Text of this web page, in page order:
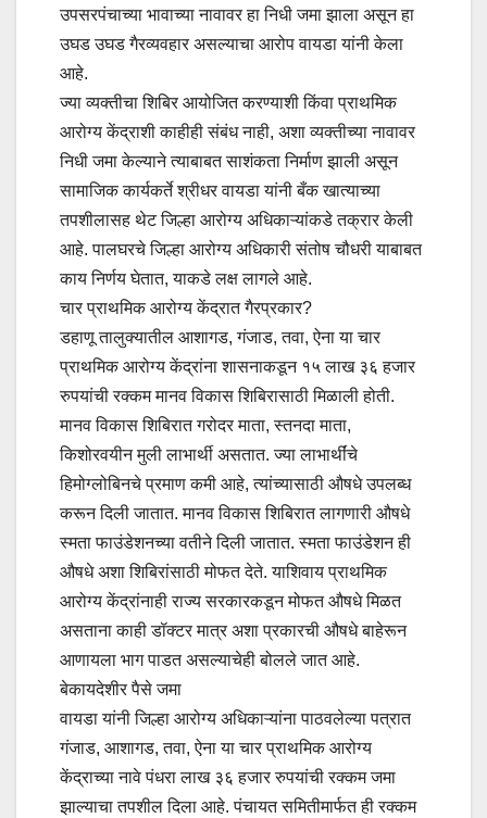
उपसरपंचाच्या भावाच्या नावावर हा निधी जमा झाला असून हा
उघड उघड गैरव्यवहार असल्याचा आरोप वायडा यांनी केला
आहे.
ज्या व्यक्तीचा शिबिर आयोजित करण्याशी किंवा प्राथमिक
आरोग्य केंद्राशी काहीही संबंध नाही, अशा व्यक्तीच्या नावावर
निधी जमा केल्याने त्याबाबत साशंकता निर्माण झाली असून
सामाजिक कार्यकर्ते श्रीधर वायडा यांनी बँक खात्याच्या
तपशीलासह थेट जिल्हा आरोग्य अधिकाऱ्यांकडे तक्रार केली
आहे. पालघरचे जिल्हा आरोग्य अधिकारी संतोष चौधरी याबाबत
काय निर्णय घेतात, याकडे लक्ष लागले आहे.
चार प्राथमिक आरोग्य केंद्रात गैरप्रकार?
डहाणू तालुक्यातील आशागड, गंजाड, तवा, ऐना या चार
प्राथमिक आरोग्य केंद्रांना शासनाकडून १५ लाख ३६ हजार
रुपयांची रक्कम मानव विकास शिबिरासाठी मिळाली होती.
मानव विकास शिबिरात गरोदर माता, स्तनदा माता,
किशोरवयीन मुली लाभार्थी असतात. ज्या लाभार्थींचे
हिमोग्लोबिनचे प्रमाण कमी आहे, त्यांच्यासाठी औषधे उपलब्ध
करून दिली जातात. मानव विकास शिबिरात लागणारी औषधे
स्मता फाउंडेशनच्या वतीने दिली जातात. स्मता फाउंडेशन ही
औषधे अशा शिबिरांसाठी मोफत देते. याशिवाय प्राथमिक
आरोग्य केंद्रांनाही राज्य सरकारकडून मोफत औषधे मिळत
असताना काही डॉक्टर मात्र अशा प्रकारची औषधे बाहेरून
आणायला भाग पाडत असल्याचेही बोलले जात आहे.
बेकायदेशीर पैसे जमा
वायडा यांनी जिल्हा आरोग्य अधिकाऱ्यांना पाठवलेल्या पत्रात
गंजाड, आशागड, तवा, ऐना या चार प्राथमिक आरोग्य
केंद्राच्या नावे पंधरा लाख ३६ हजार रुपयांची रक्कम जमा
झाल्याचा तपशील दिला आहे. पंचायत समितीमार्फत ही रक्कम